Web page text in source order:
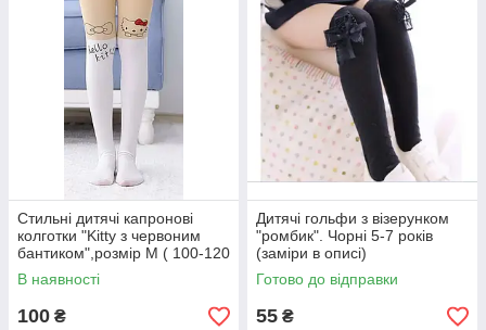
Стильні дитячі капронові
колготки "Kitty з червоним
бантиком",розмір M ( 100-120
см)
В наявності
100 ₴
Дитячі гольфи з візерунком
"ромбик". Чорні 5-7 років
(заміри в описі)
Готово до відправки
55 ₴